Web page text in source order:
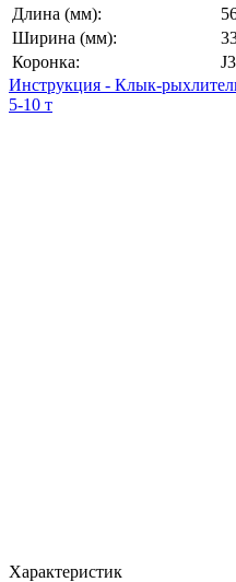
Длина (мм):
Ширина (мм):
Коронка:
Инструкция - Клык-
5-10 т
Характеристик